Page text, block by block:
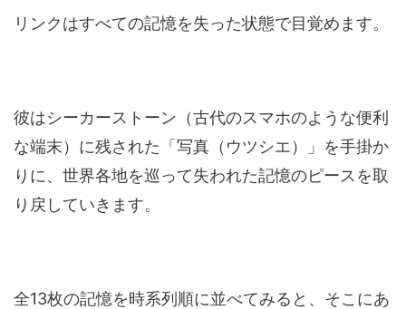
リンクはすべての記憶を失った状態で目覚めます。
彼はシーカーストーン（古代のスマホのような便利
な端末）に残された「写真（ウツシエ）」を手掛か
りに、世界各地を巡って失われた記憶のピースを取
り戻していきます。
全13枚の記憶を時系列順に並べてみると、そこにあ